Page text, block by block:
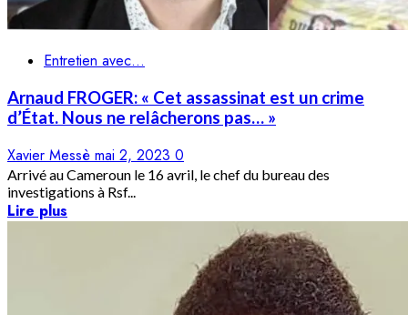
Entretien avec...
Arnaud FROGER: « Cet assassinat est un crime
d’État. Nous ne relâcherons pas… »
Xavier Messè mai 2, 2023 0
Arrivé au Cameroun le 16 avril, le chef du bureau des
investigations à Rsf...
Lire plus